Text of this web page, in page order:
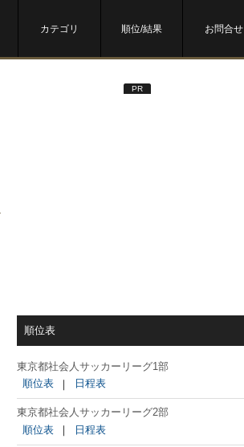
カテゴリ 順位/結果 お問合せ
PR
順位表
東京都社会人サッカーリーグ1部
順位表
｜ 日程表
東京都社会人サッカーリーグ2部
順位表
｜ 日程表